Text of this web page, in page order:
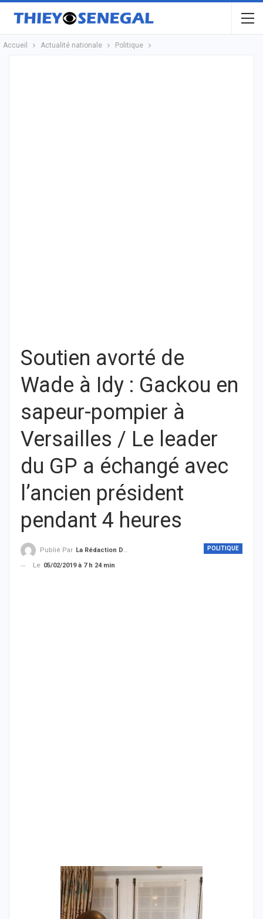
Accueil Actualité nationale Politique
Soutien avorté de
Wade à Idy : Gackou en
sapeur-pompier à
Versailles / Le leader
du GP a échangé avec
l’ancien président
pendant 4 heures
POLITIQUE
Publié Par La Rédaction De THIEYSENEGAL.com
Le 05/02/2019 à 7 h 24 min